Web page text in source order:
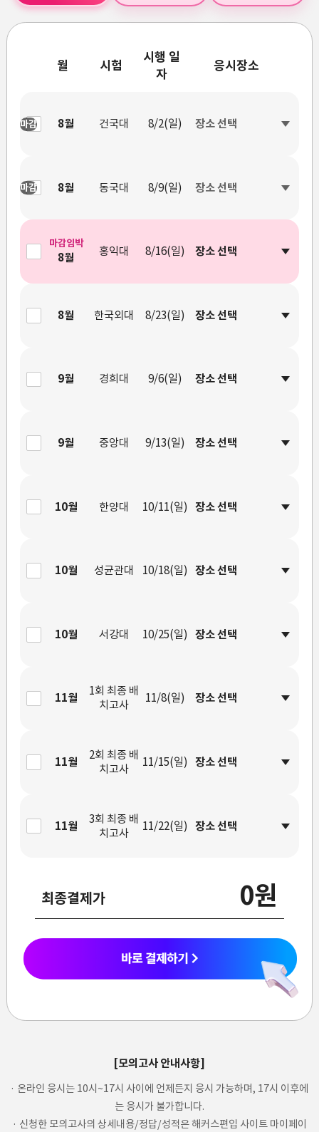
월 시험
시행 일
자
응시장소
8월 건국대 8/2(일)
마감
8월 동국대 8/9(일)
마감
마감임박
8월 홍익대 8/16(일)
8월 한국외대 8/23(일)
9월 경희대 9/6(일)
9월 중앙대 9/13(일)
10월 한양대 10/11(일)
10월 성균관대 10/18(일)
10월 서강대 10/25(일)
11월
1회 최종 배
치고사
11/8(일)
11월
2회 최종 배
치고사
11/15(일)
11월
3회 최종 배
치고사
11/22(일)
최종결제가 0원
[모의고사 안내사항]
· 온라인 응시는 10시~17시 사이에 언제든지 응시 가능하며, 17시 이후에
는 응시가 불가합니다.
· 신청한 모의고사의 상세내용/정답/성적은 해커스편입 사이트 마이페이